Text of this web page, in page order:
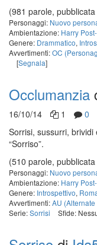
(981 parole,
Personaggi: Nuovo
Ambientazione: Harry
Genere: Drammatico,
Avvertimenti:OC
[Segnala]
Occlumanzia
16/10/14 1 0
Sorrisi, sussurri,
“Sorriso”.
(510 parole,
Personaggi: Nuovo
Ambientazione: Harry
Genere: Introspettivo,
Avvertimenti:AU
Serie:Sorrisi Sfide: